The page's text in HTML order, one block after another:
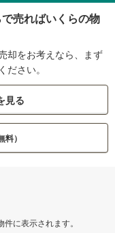
売ればいくらの物
却をお考えなら、まず
ださい。
見る
料）
に表示されます。